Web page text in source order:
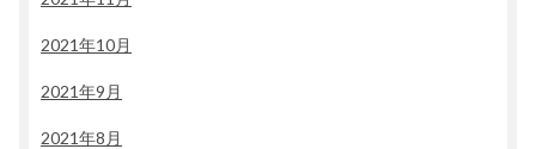
2021年10月
2021年9月
2021年8月